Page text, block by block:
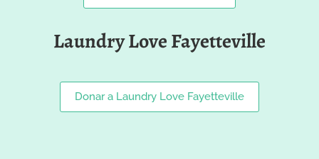
Laundry Love Fayetteville
Donar a Laundry Love Fayetteville